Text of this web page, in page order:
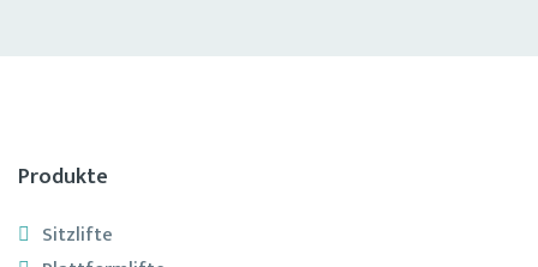
Produkte
Sitzlifte